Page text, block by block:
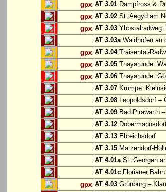
gpx AT 3.01 Dampfross &
gpx AT 3.02 St. Aegyd am
gpx AT 3.03
AT 3.03aWaidhofen an
gpx AT 3.04Traisental-
gpx AT 3.05 Thayarunde:
gpx AT 3.06 Thayarunde:
AT 3.07 Krumpe:
AT 3.08 Leopoldsdorf –
AT 3.09 Bad Pirawarth
AT 3.12
AT 3.13 Ebreichsdorf
AT 3.15 Matzendorf-
AT 4.01aSt. Georgen
AT 4.01c Florianer
gpx AT 4.03 Grünburg –